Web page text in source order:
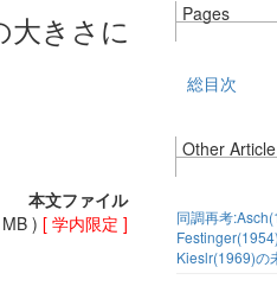
大きさに
本文ファイル
)[ 学内限定 ]
Pages
総目次
Other Article
同調再考
Kieslr(1969)の